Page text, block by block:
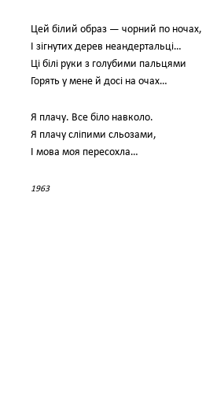
Цей білий образ — чорний по ночах,
І зігнутих дерев неандертальці…
Ці білі руки з голубими пальцями
Горять у мене й досі на очах…
Я плачу. Все біло навколо.
Я плачу сліпими сльозами,
І мова моя пересохла…
1963